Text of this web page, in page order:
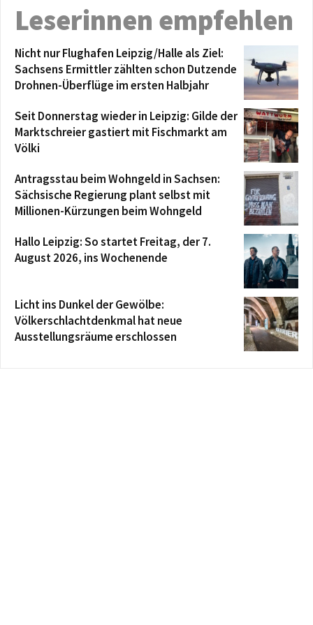
Leserinnen empfehlen
Nicht nur Flughafen Leipzig/Halle als Ziel:
Sachsens Ermittler zählten schon Dutzende
Drohnen-Überflüge im ersten Halbjahr
Seit Donnerstag wieder in Leipzig: Gilde der
Marktschreier gastiert mit Fischmarkt am
Völki
Antragsstau beim Wohngeld in Sachsen:
Sächsische Regierung plant selbst mit
Millionen-Kürzungen beim Wohngeld
Hallo Leipzig: So startet Freitag, der 7.
August 2026, ins Wochenende
Licht ins Dunkel der Gewölbe:
Völkerschlachtdenkmal hat neue
Ausstellungsräume erschlossen